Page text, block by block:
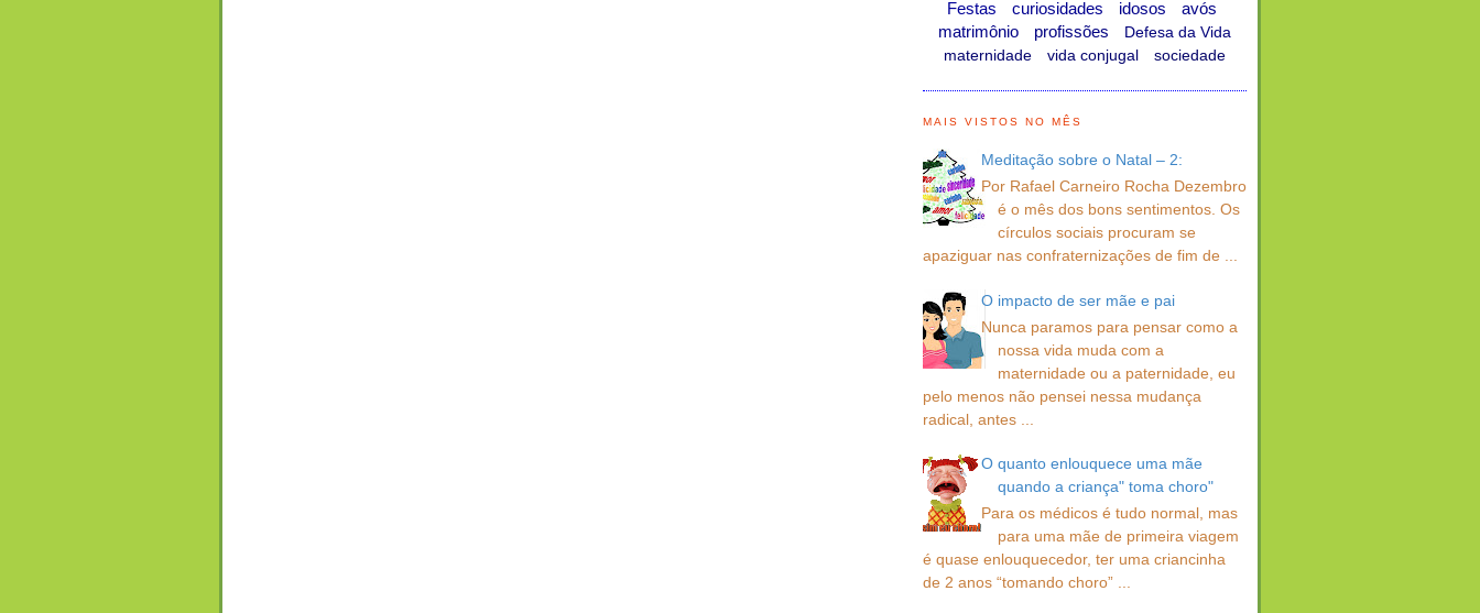
Festas
curiosidades idosos
avós
matrimônio
profissões
Defesa da Vida
maternidade
vida conjugal sociedade
MAIS VISTOS NO MÊS
Meditação sobre o Natal – 2:
Por Rafael Carneiro Rocha Dezembro
é o mês dos bons sentimentos. Os
círculos sociais procuram se
apaziguar nas confraternizações de fim de ...
O impacto de ser mãe e pai
Nunca paramos para pensar como a
nossa vida muda com a
maternidade ou a paternidade, eu
pelo menos não pensei nessa mudança
radical, antes ...
O quanto enlouquece uma mãe
quando a criança" toma choro"
Para os médicos é tudo normal, mas
para uma mãe de primeira viagem
é quase enlouquecedor, ter uma criancinha
de 2 anos “tomando choro” ...